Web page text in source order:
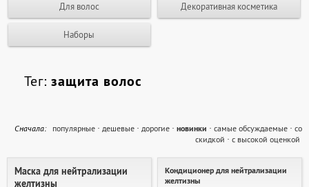
Для волос Декоративная косметика
Наборы
Тег: защита волос
Cначала: популярные · дешевые · дорогие · новинки · самые обсуждаемые · со
скидкой · с высокой оценкой
Маска для нейтрализации
желтизны
Кондиционер для нейтрализации
желтизны